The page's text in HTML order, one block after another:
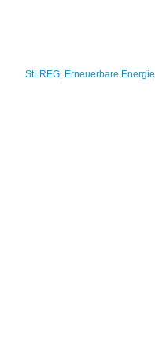
StLREG, Erneuerbare Energie